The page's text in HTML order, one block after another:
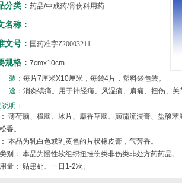
分类： 药品/中成药/骨伤科用药
名称：
文号： 国药准字Z20003211
规格： 7cmx10cm
装： 每片7厘米X10厘米，每袋4片，塑料袋包装。
途： 消炎镇痛。用于神经痛、风湿痛、肩痛、扭伤、关
说明：
薄荷脑、樟脑、冰片、麝香草脑、颠茄流浸膏、盐酸
香。
本品为乳白色或乳黄色的片状橡皮膏，气芳香。
别： 本品为慢性软组织扭挫伤类非伤类非处方药药品。
量： 贴患处、一日1-2次。